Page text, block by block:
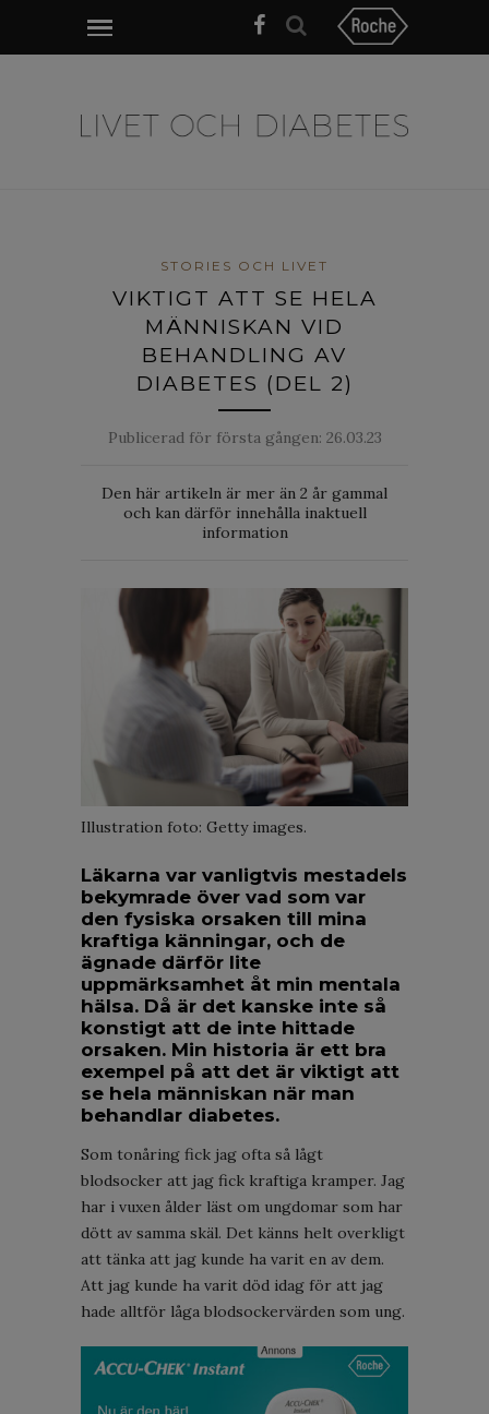
STORIES OCH LIVET
VIKTIGT ATT SE HELA
MÄNNISKAN VID
BEHANDLING AV
DIABETES (DEL 2)
Publicerad för första gången: 26.03.23
Den här artikeln är mer än 2 år gammal
och kan därför innehålla inaktuell
information
Illustration foto: Getty images.
Läkarna var vanligtvis mestadels
bekymrade över vad som var
den fysiska orsaken till mina
kraftiga känningar, och de
ägnade därför lite
uppmärksamhet åt min mentala
hälsa. Då är det kanske inte så
konstigt att de inte hittade
orsaken. Min historia är ett bra
exempel på att det är viktigt att
se hela människan när man
behandlar diabetes.
Som tonåring fick jag ofta så lågt
blodsocker att jag fick kraftiga kramper. Jag
har i vuxen ålder läst om ungdomar som har
dött av samma skäl. Det känns helt overkligt
att tänka att jag kunde ha varit en av dem.
Att jag kunde ha varit död idag för att jag
hade alltför låga blodsockervärden som ung.